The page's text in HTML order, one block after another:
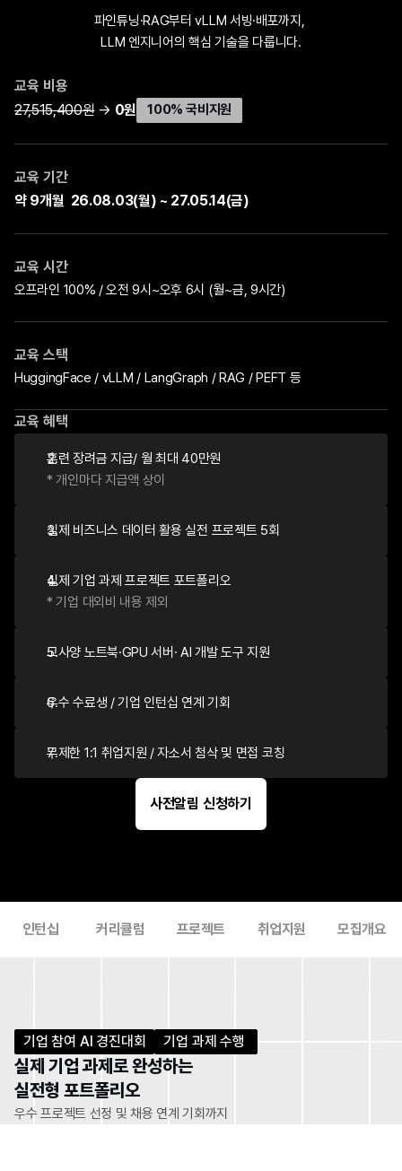
파인튜닝·RAG부터 vLLM 서빙·배포까지,
LLM 엔지니어의 핵심 기술을 다룹니다.
교육 비용
27,515,400원 → 0원 100% 국비지원
교육 기간
약 9개월  26.08.03(월) ~ 27.05.14(금)
교육 시간
오프라인 100% / 오전 9시~오후 6시 (월~금, 9시간)
교육 스택
HuggingFace / vLLM / LangGraph / RAG / PEFT 등
교육 혜택
훈련 장려금 지급/ 월 최대 40만원
* 개인마다 지급액 상이
실제 비즈니스 데이터 활용 실전 프로젝트 5회
실제 기업 과제 프로젝트 포트폴리오
* 기업 대외비 내용 제외
고사양 노트북·GPU 서버· AI 개발 도구 지원
우수 수료생 / 기업 인턴십 연계 기회
무제한 1:1 취업지원 / 자소서 첨삭 및 면접 코칭
사전알림 신청하기
인턴십 커리큘럼 프로젝트 취업지원 모집개요
기업 참여 AI 경진대회 기업 과제 수행
실제 기업 과제로 완성하는
실전형 포트폴리오
우수 프로젝트 선정 및 채용 연계 기회까지